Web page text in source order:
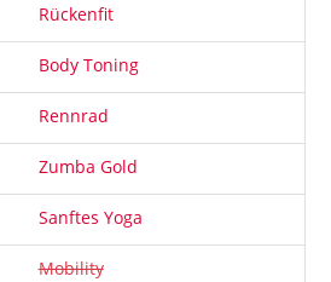
Rückenfit
Body Toning
Rennrad
Zumba Gold
Sanftes Yoga
Mobility